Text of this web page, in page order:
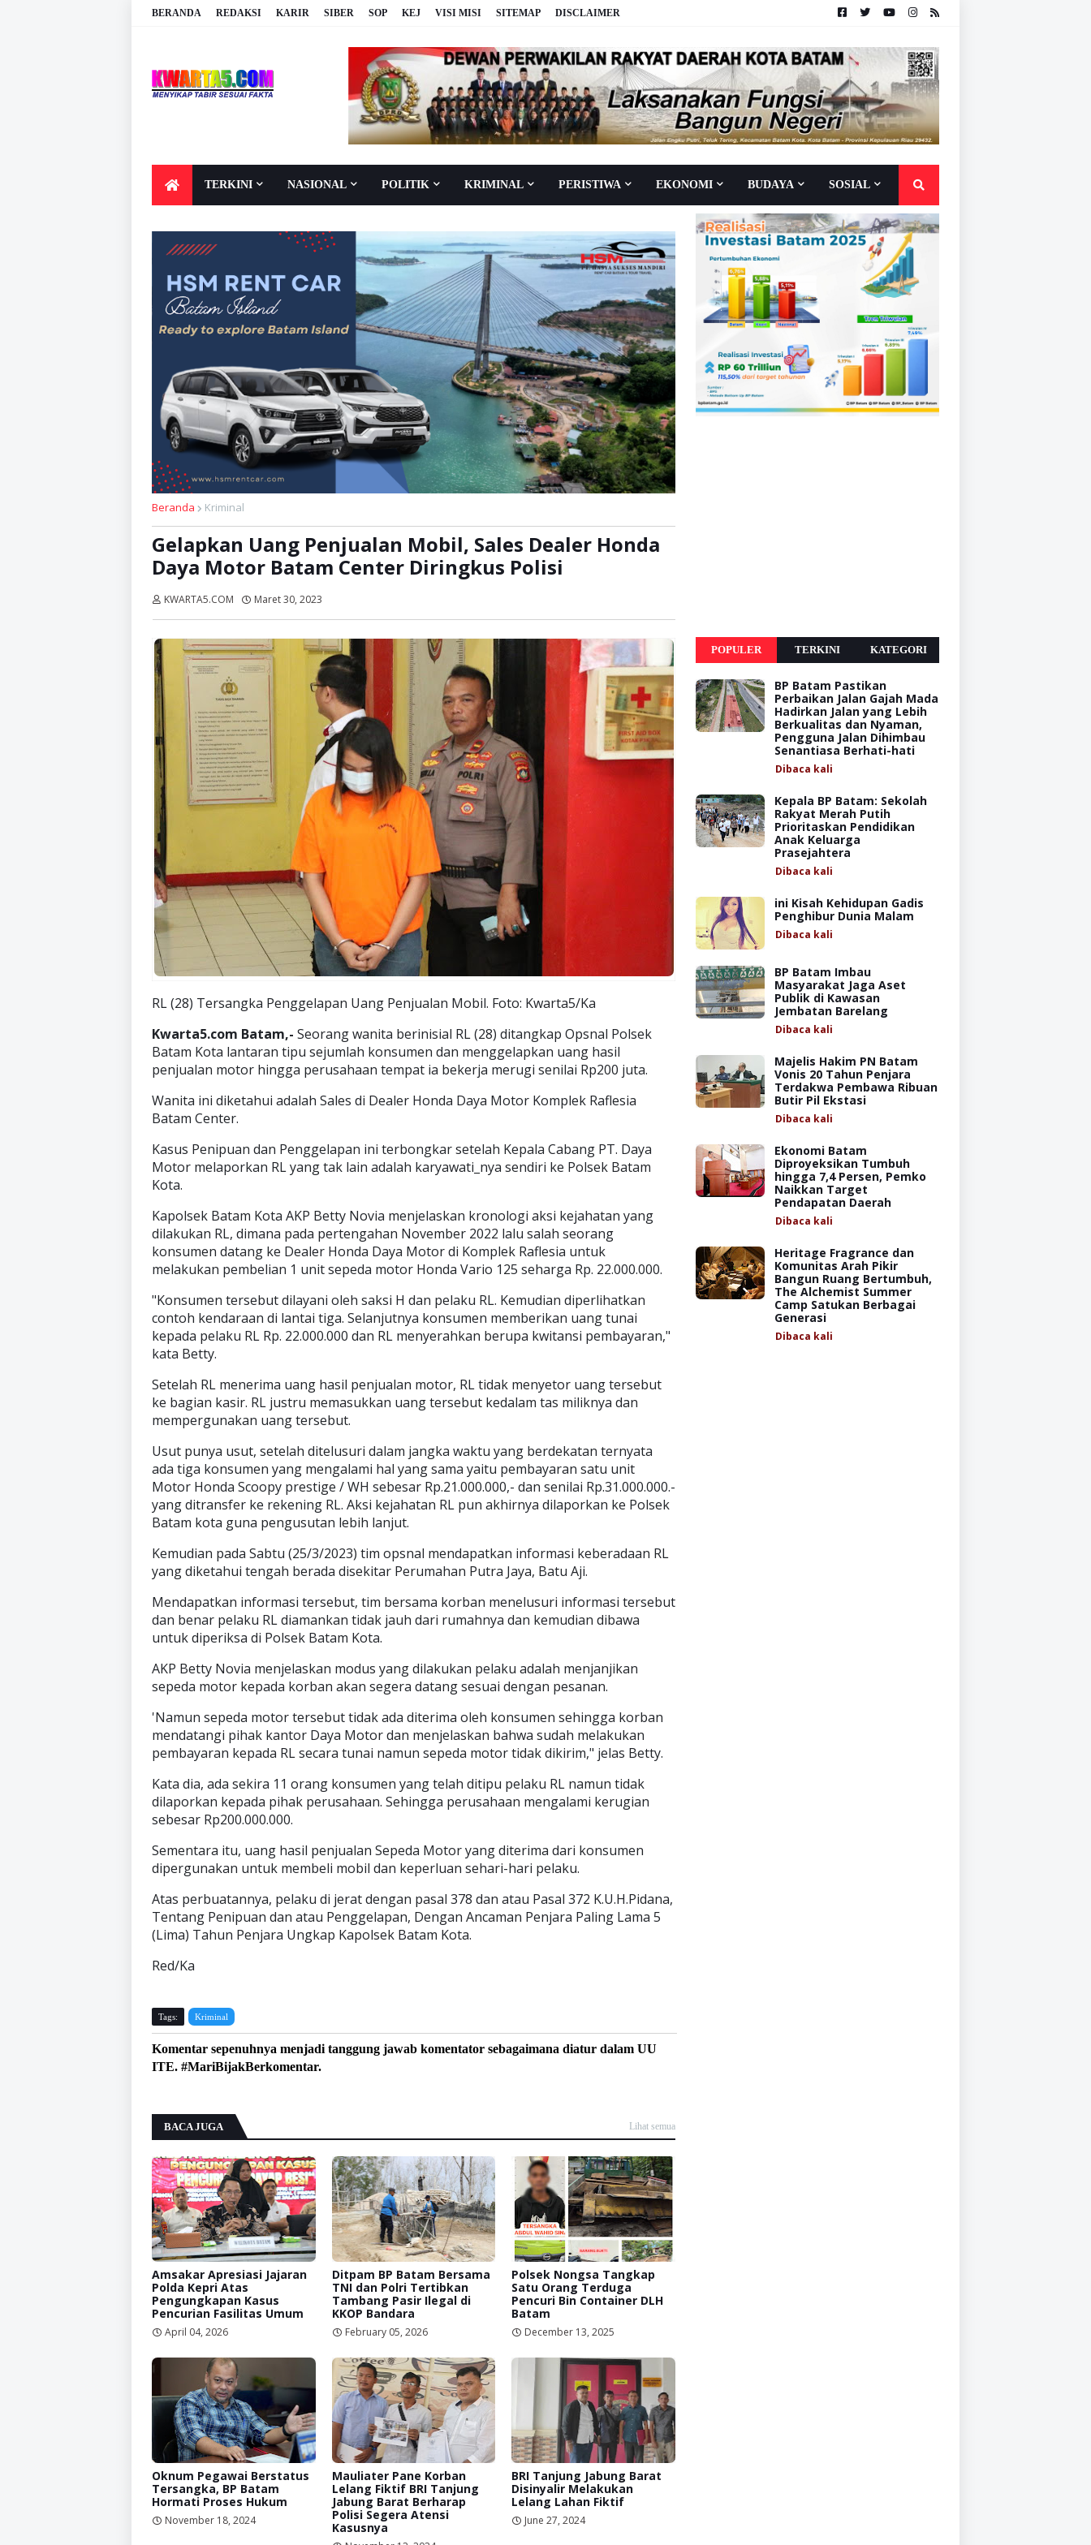
BERANDA REDAKSI KARIR SIBER SOP KEJ VISI MISI SITEMAP DISCLAIMER
TERKINI NASIONAL POLITIK KRIMINAL PERISTIWA EKONOMI BUDAYA SOSIAL
Beranda Kriminal
Gelapkan Uang Penjualan Mobil, Sales Dealer Honda
Daya Motor Batam Center Diringkus Polisi
KWARTA5.COM Maret 30, 2023
RL (28) Tersangka Penggelapan Uang Penjualan Mobil. Foto: Kwarta5/Ka
Kwarta5.com Batam,- Seorang wanita berinisial RL (28) ditangkap Opsnal Polsek
Batam Kota lantaran tipu sejumlah konsumen dan menggelapkan uang hasil
penjualan motor hingga perusahaan tempat ia bekerja merugi senilai Rp200 juta.
Wanita ini diketahui adalah Sales di Dealer Honda Daya Motor Komplek Raflesia
Batam Center.
Kasus Penipuan dan Penggelapan ini terbongkar setelah Kepala Cabang PT. Daya
Motor melaporkan RL yang tak lain adalah karyawati_nya sendiri ke Polsek Batam
Kota.
Kapolsek Batam Kota AKP Betty Novia menjelaskan kronologi aksi kejahatan yang
dilakukan RL, dimana pada pertengahan November 2022 lalu salah seorang
konsumen datang ke Dealer Honda Daya Motor di Komplek Raflesia untuk
melakukan pembelian 1 unit sepeda motor Honda Vario 125 seharga Rp. 22.000.000.
"Konsumen tersebut dilayani oleh saksi H dan pelaku RL. Kemudian diperlihatkan
contoh kendaraan di lantai tiga. Selanjutnya konsumen memberikan uang tunai
kepada pelaku RL Rp. 22.000.000 dan RL menyerahkan berupa kwitansi pembayaran,"
kata Betty.
Setelah RL menerima uang hasil penjualan motor, RL tidak menyetor uang tersebut
ke bagian kasir. RL justru memasukkan uang tersebut kedalam tas miliknya dan
mempergunakan uang tersebut.
Usut punya usut, setelah ditelusuri dalam jangka waktu yang berdekatan ternyata
ada tiga konsumen yang mengalami hal yang sama yaitu pembayaran satu unit
Motor Honda Scoopy prestige / WH sebesar Rp.21.000.000,- dan senilai Rp.31.000.000.-
yang ditransfer ke rekening RL. Aksi kejahatan RL pun akhirnya dilaporkan ke Polsek
Batam kota guna pengusutan lebih lanjut.
Kemudian pada Sabtu (25/3/2023) tim opsnal mendapatkan informasi keberadaan RL
yang diketahui tengah berada disekitar Perumahan Putra Jaya, Batu Aji.
Mendapatkan informasi tersebut, tim bersama korban menelusuri informasi tersebut
dan benar pelaku RL diamankan tidak jauh dari rumahnya dan kemudian dibawa
untuk diperiksa di Polsek Batam Kota.
AKP Betty Novia menjelaskan modus yang dilakukan pelaku adalah menjanjikan
sepeda motor kepada korban akan segera datang sesuai dengan pesanan.
'Namun sepeda motor tersebut tidak ada diterima oleh konsumen sehingga korban
mendatangi pihak kantor Daya Motor dan menjelaskan bahwa sudah melakukan
pembayaran kepada RL secara tunai namun sepeda motor tidak dikirim," jelas Betty.
Kata dia, ada sekira 11 orang konsumen yang telah ditipu pelaku RL namun tidak
dilaporkan kepada pihak perusahaan. Sehingga perusahaan mengalami kerugian
sebesar Rp200.000.000.
Sementara itu, uang hasil penjualan Sepeda Motor yang diterima dari konsumen
dipergunakan untuk membeli mobil dan keperluan sehari-hari pelaku.
Atas perbuatannya, pelaku di jerat dengan pasal 378 dan atau Pasal 372 K.U.H.Pidana,
Tentang Penipuan dan atau Penggelapan, Dengan Ancaman Penjara Paling Lama 5
(Lima) Tahun Penjara Ungkap Kapolsek Batam Kota.
Red/Ka
Tags: Kriminal
Komentar sepenuhnya menjadi tanggung jawab komentator sebagaimana diatur dalam UU
ITE. #MariBijakBerkomentar.
BACA JUGA Lihat semua
Amsakar Apresiasi Jajaran
Polda Kepri Atas
Pengungkapan Kasus
Pencurian Fasilitas Umum
April 04, 2026
Ditpam BP Batam Bersama
TNI dan Polri Tertibkan
Tambang Pasir Ilegal di
KKOP Bandara
February 05, 2026
Polsek Nongsa Tangkap
Satu Orang Terduga
Pencuri Bin Container DLH
Batam
December 13, 2025
Oknum Pegawai Berstatus
Tersangka, BP Batam
Hormati Proses Hukum
November 18, 2024
Mauliater Pane Korban
Lelang Fiktif BRI Tanjung
Jabung Barat Berharap
Polisi Segera Atensi
Kasusnya
BRI Tanjung Jabung Barat
Disinyalir Melakukan
Lelang Lahan Fiktif
June 27, 2024
POPULER TERKINI KATEGORI
BP Batam Pastikan
Perbaikan Jalan Gajah Mada
Hadirkan Jalan yang Lebih
Berkualitas dan Nyaman,
Pengguna Jalan Dihimbau
Senantiasa Berhati-hati
Dibaca kali
Kepala BP Batam: Sekolah
Rakyat Merah Putih
Prioritaskan Pendidikan
Anak Keluarga
Prasejahtera
Dibaca kali
ini Kisah Kehidupan Gadis
Penghibur Dunia Malam
Dibaca kali
BP Batam Imbau
Masyarakat Jaga Aset
Publik di Kawasan
Jembatan Barelang
Dibaca kali
Majelis Hakim PN Batam
Vonis 20 Tahun Penjara
Terdakwa Pembawa Ribuan
Butir Pil Ekstasi
Dibaca kali
Ekonomi Batam
Diproyeksikan Tumbuh
hingga 7,4 Persen, Pemko
Naikkan Target
Pendapatan Daerah
Dibaca kali
Heritage Fragrance dan
Komunitas Arah Pikir
Bangun Ruang Bertumbuh,
The Alchemist Summer
Camp Satukan Berbagai
Generasi
Dibaca kali